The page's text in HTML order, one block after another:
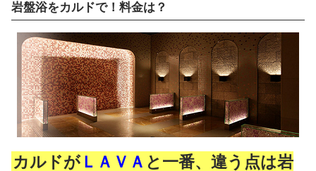
岩盤浴をカルドで！料金は？
カルドがＬＡＶＡ と一番、違う点は岩